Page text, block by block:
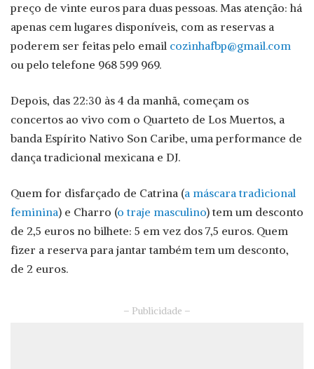
preço de vinte euros para duas pessoas. Mas atenção: há
apenas cem lugares disponíveis, com as reservas a
poderem ser feitas pelo email cozinhafbp@gmail.com
ou pelo telefone 968 599 969.
Depois, das 22:30 às 4 da manhã, começam os
concertos ao vivo com o Quarteto de Los Muertos, a
banda Espírito Nativo Son Caribe, uma performance de
dança tradicional mexicana e DJ.
Quem for disfarçado de Catrina (a máscara tradicional
feminina) e Charro (o traje masculino) tem um desconto
de 2,5 euros no bilhete: 5 em vez dos 7,5 euros. Quem
fizer a reserva para jantar também tem um desconto,
de 2 euros.
– Publicidade –